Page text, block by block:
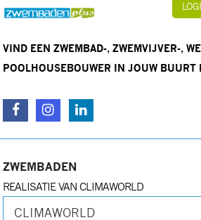
VIND EEN ZWEMBAD-, ZWEMVIJVER-,
POOLHOUSEBOUWER IN JOUW BUURT
ZWEMBADEN
REALISATIE VAN CLIMAWORLD
CLIMAWORLD